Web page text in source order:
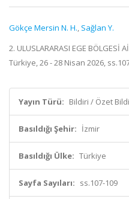
Gökçe Mersin N. H., Sağlan Y.
2. ULUSLARARASI EGE BÖLGESİ
Türkiye, 26 - 28 Nisan 2026,
Yayın Türü: Bildiri / Özet
Basıldığı Şehir: İzmir
Basıldığı Ülke: Türkiye
Sayfa Sayıları: ss.107-109